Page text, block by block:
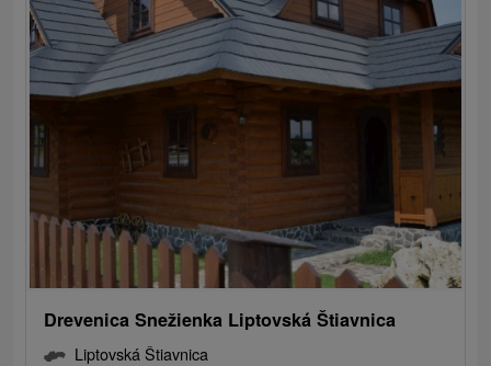
Drevenica Snežienka Liptovská Štiavnica
Liptovská Štiavnica